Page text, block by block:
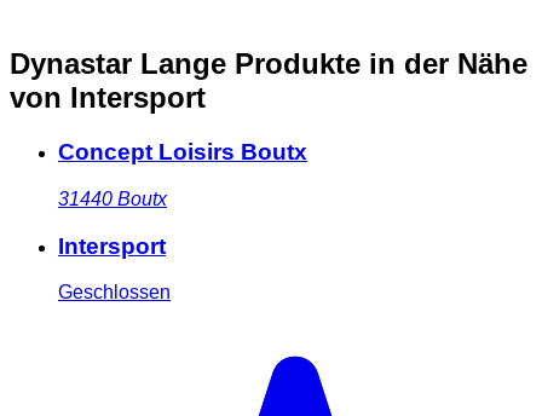
Dynastar Lange Produkte in der Nähe
von Intersport
Concept Loisirs Boutx
31440 Boutx
Intersport
Geschlossen